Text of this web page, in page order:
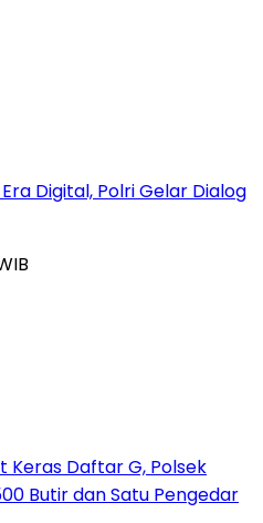
Digital, Polri Gelar Dialog
Daftar G, Polsek
Butir dan Satu Pengedar